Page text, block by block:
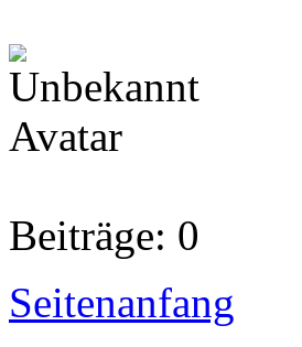
Beiträge: 0
Seitenanfang